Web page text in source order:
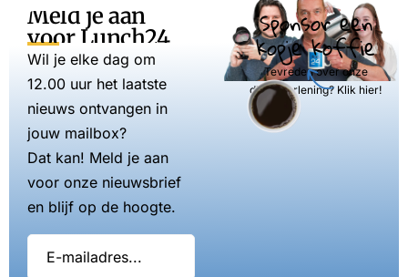
Meld je aan
voor Lunch24
Wil je elke dag om
12.00 uur het laatste
nieuws ontvangen in
jouw mailbox?
Dat kan! Meld je aan
voor onze nieuwsbrief
en blijf op de hoogte.
Sponsor een
kopje koffie
Tevreden over onze
dienstverlening? Klik hier!